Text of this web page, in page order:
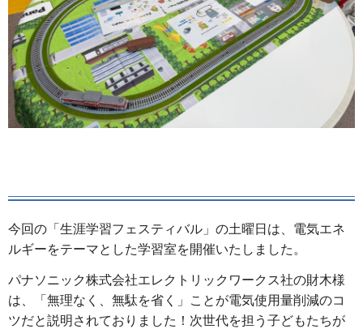
今回の「生涯学習フェスティバル」の土曜日は、電気エネ
ルギーをテーマとした学習室を開催いたしました。
パナソニック株式会社エレクトリックワークス社の財木様
は、「無理なく、無駄を省く」ことが電気使用量削減のコ
ツだと説明されておりました！次世代を担う子どもたちが